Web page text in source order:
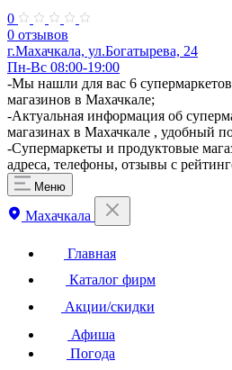
0
0 отзывов
г.Махачкала, ул.Богатырева, 24
Пн-Вс 08:00-19:00
​-Мы нашли для вас 6
магазинов в Махачкале;
-Актуальная информация об
магазинах в Махачкале , удобный
-Супермаркеты и продуктовые
адреса, телефоны, отзывы с
Меню
Махачкала
Главная
Каталог фирм
Акции/скидки
Афиша
Погода